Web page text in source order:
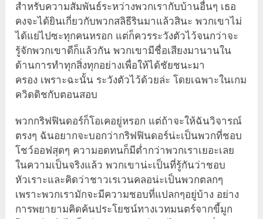
สำหรับความสัมพันธ์ระหว่างพวกเรากับบ้านอื่นๆ เธอ
คงจะได้ยินเกี่ยวกับพวกสลิธีรินมาแล้วสินะ พวกเขาไม่
ได้แย่ไปซะทุกคนหรอก แต่ก็ควรระวังตัวไว้จนกว่าจะ
รู้จักพวกเขาดีก็แล้วกัน พวกเขามีชื่อเสียงมานานใน
ด้านการทำทุกสิ่งทุกอย่างเพื่อให้ได้ชัยชนะมา
ครอง เพราะฉะนั้น ระวังตัวไว้ด้วยล่ะ โดยเฉพาะในเกม
ควิดดิชกับตอนสอบ
พวกกริฟฟินดอร์ก็โอเคอยู่หรอก แต่ถ้าจะให้ฉันวิจารณ์
ตรงๆ ฉันอยากจะบอกว่ากริฟฟินดอร์น่ะเป็นพวกที่ชอบ
โชว์ออฟสุดๆ ความอดทนก็มีต่ำกว่าพวกเราเยอะเลย
ในความเป็นจริงแล้ว พวกเขาน่ะเป็นที่รู้กันว่าชอบ
หัวเราะและคิดว่าชาวเรเวนคลอน่ะเป็นพวกตลกๆ
เพราะพวกเรามักจะมีความชอบที่แปลกๆอยู่บ้าง อย่าง
การพยายามคิดค้นประโยชน์ทางเวทมนตร์จากขี้มูก